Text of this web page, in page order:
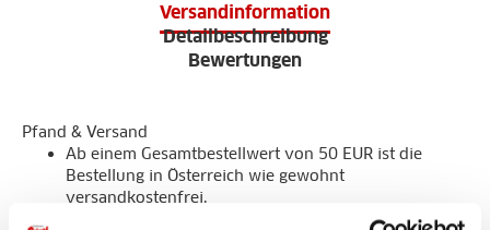
Versandinformation
Detailbeschreibung
Bewertungen
Pfand & Versand
Ab einem Gesamtbestellwert von 50 EUR ist die
Bestellung in Österreich wie gewohnt
versandkostenfrei.
Für dieses Produkt werden noch 6,00 EUR Pfand in